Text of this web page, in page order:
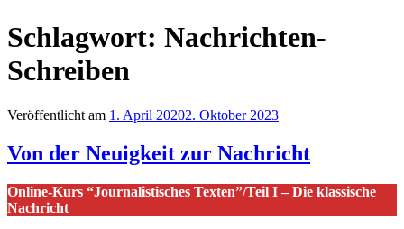
Schlagwort: Nachrichten-
Schreiben
Veröffentlicht am 1. April 20202. Oktober 2023
Von der Neuigkeit zur Nachricht
Online-Kurs “Journalistisches Texten”/Teil I – Die klassische
Nachricht